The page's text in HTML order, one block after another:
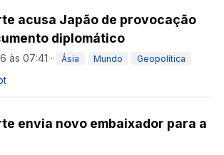
acusa Japão de provocação
diplomático
às 07:41 · Ásia Mundo Geopolítica
envia novo embaixador para a